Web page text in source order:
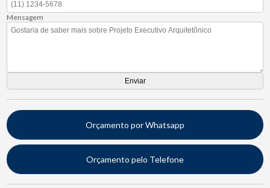
Mensagem
Orçamento por Whatsapp
Orçamento pelo Telefone